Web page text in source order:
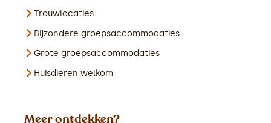
Trouwlocaties
Bijzondere groepsaccommodaties
Grote groepsaccommodaties
Huisdieren welkom
Meer ontdekken?